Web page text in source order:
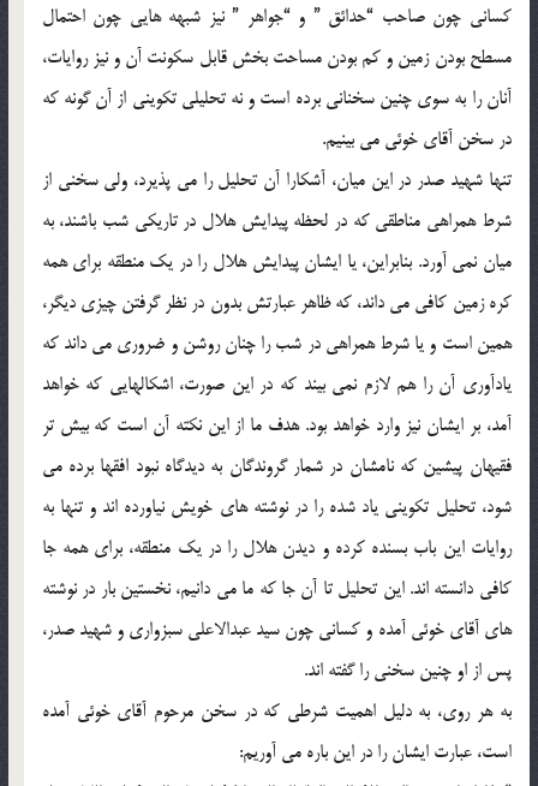
كساني چون صاحب “حدائق ” و “جواهر ” نيز شبهه هايي چون احتمال
مسطح بودن زمين و كم بودن مساحت بخش قابل سكونت آن و نيز روايات،
آنان را به سوي چنين سخناني برده است و نه تحليلي تكويني از آن گونه كه
در سخن آقاي خوئي مي بينيم.
تنها شهيد صدر در اين ميان، آشكارا آن تحليل را مي پذيرد، ولي سخني از
شرط همراهي مناطقي كه در لحظه پيدايش هلال در تاريكي شب باشند، به
ميان نمي آورد. بنابراين، يا ايشان پيدايش هلال را در يك منطقه براي همه
كره زمين كافي مي داند، كه ظاهر عبارتش بدون در نظر گرفتن چيزي ديگر،
همين است و يا شرط همراهي در شب را چنان روشن و ضروري مي داند كه
يادآوري آن را هم لازم نمي بيند كه در اين صورت، اشكالهايي كه خواهد
آمد، بر ايشان نيز وارد خواهد بود. هدف ما از اين نكته آن است كه بيش تر
فقيهان پيشين كه نامشان در شمار گروندگان به ديدگاه نبود افقها برده مي
شود، تحليل تكويني ياد شده را در نوشته هاي خويش نياورده اند و تنها به
روايات اين باب بسنده كرده و ديدن هلال را در يك منطقه، براي همه جا
كافي دانسته اند. اين تحليل تا آن جا كه ما مي دانيم، نخستين بار در نوشته
هاي آقاي خوئي آمده و كساني چون سيد عبدالاعلي سبزواري و شهيد صدر،
پس از او چنين سخني را گفته اند.
به هر روي، به دليل اهميت شرطي كه در سخن مرحوم آقاي خوئي آمده
است، عبارت ايشان را در اين باره مي آوريم: